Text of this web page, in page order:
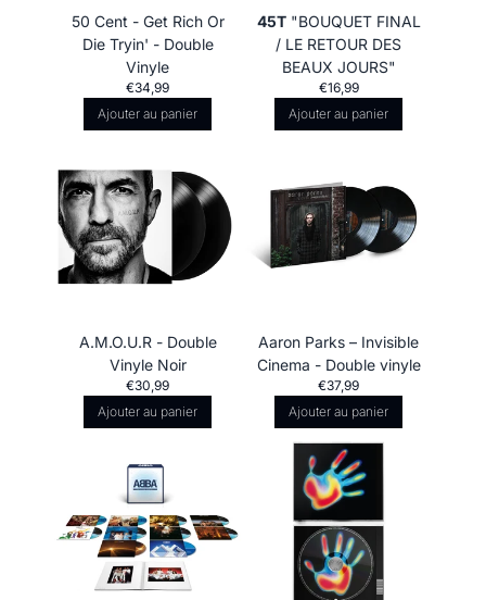
50 Cent - Get Rich Or
Die Tryin' - Double
Vinyle
€34,99
Ajouter au panier
45T"BOUQUET FINAL
/ LE RETOUR DES
BEAUX JOURS"
€16,99
Ajouter au panier
A.M.O.U.R - Double
Vinyle Noir
€30,99
Ajouter au panier
Aaron Parks – Invisible
Cinema - Double vinyle
€37,99
Ajouter au panier